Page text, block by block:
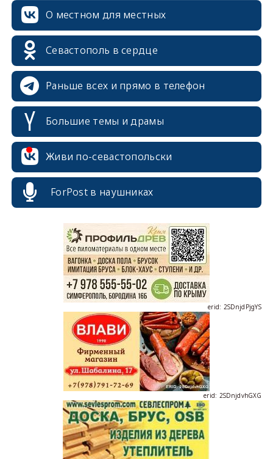
О местном для местных
Севастополь в сердце
Раньше всех и прямо в телефон
Большие темы и драмы
Живи по-севастопольски
ForPost в наушниках
erid: 2SDnjdvhGXG